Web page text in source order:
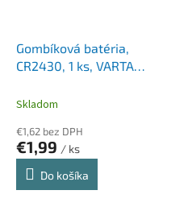
Gombíková batéria,
CR2430, 1 ks, VARTA
Skladom
€1,62 bez DPH
€1,99 / ks
Do košíka